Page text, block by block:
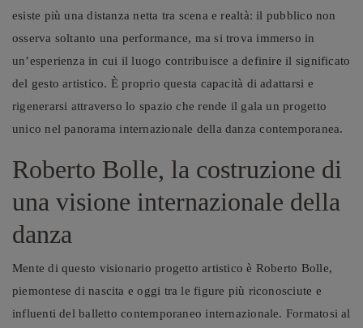
esiste più una distanza netta tra scena e realtà: il pubblico non
osserva soltanto una performance, ma si trova immerso in
un’esperienza in cui il luogo contribuisce a definire il significato
del gesto artistico. È proprio questa capacità di adattarsi e
rigenerarsi attraverso lo spazio che rende il gala un progetto
unico nel panorama internazionale della danza contemporanea.
Roberto Bolle, la costruzione di
una visione internazionale della
danza
Mente di questo visionario progetto artistico è Roberto Bolle,
piemontese di nascita e oggi tra le figure più riconosciute e
influenti del balletto contemporaneo internazionale. Formatosi al